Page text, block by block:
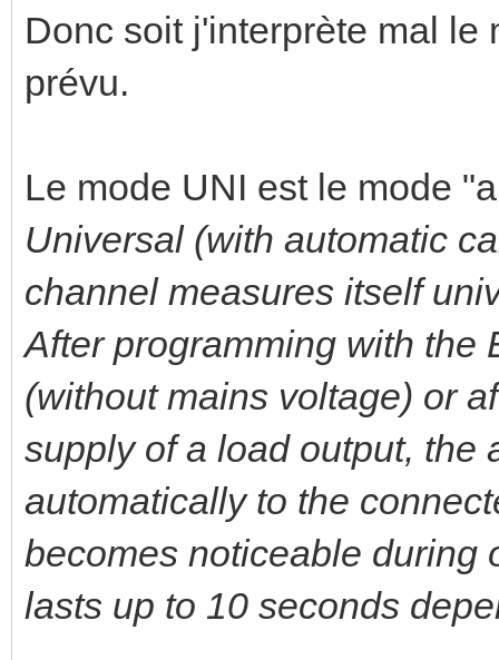
Donc soit j'interprète mal le
prévu.
Le mode UNI est le mode
Universal (with automatic
channel measures itself
After programming with the
(without mains voltage) or
supply of a load output, the
automatically to the
becomes noticeable during
lasts up to 10 seconds